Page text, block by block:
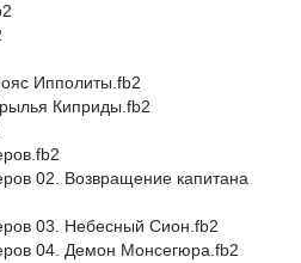
Ипполиты.fb2
Киприды.fb2
02. Возвращение капитана
03. Небесный Сион.fb2
04. Демон Монсегюра.fb2